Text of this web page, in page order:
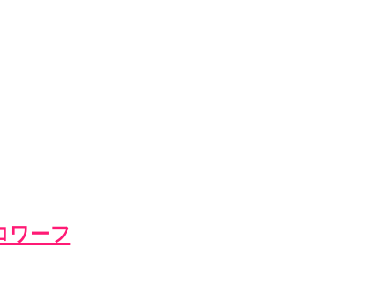
ワーフ